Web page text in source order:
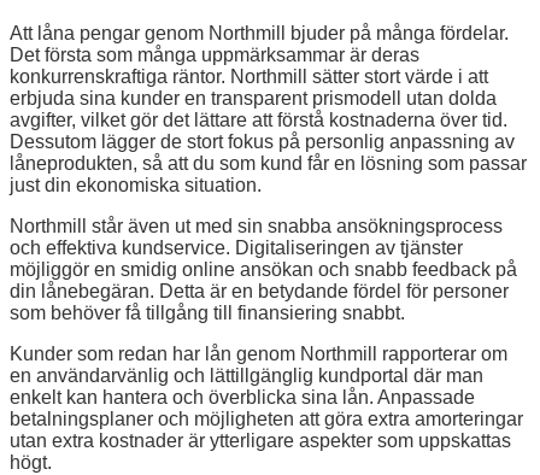
Att låna pengar genom Northmill bjuder på många fördelar.
Det första som många uppmärksammar är deras
konkurrenskraftiga räntor. Northmill sätter stort värde i att
erbjuda sina kunder en transparent prismodell utan dolda
avgifter, vilket gör det lättare att förstå kostnaderna över tid.
Dessutom lägger de stort fokus på personlig anpassning av
låneprodukten, så att du som kund får en lösning som passar
just din ekonomiska situation.
Northmill står även ut med sin snabba ansökningsprocess
och effektiva kundservice. Digitaliseringen av tjänster
möjliggör en smidig online ansökan och snabb feedback på
din lånebegäran. Detta är en betydande fördel för personer
som behöver få tillgång till finansiering snabbt.
Kunder som redan har lån genom Northmill rapporterar om
en användarvänlig och lättillgänglig kundportal där man
enkelt kan hantera och överblicka sina lån. Anpassade
betalningsplaner och möjligheten att göra extra amorteringar
utan extra kostnader är ytterligare aspekter som uppskattas
högt.